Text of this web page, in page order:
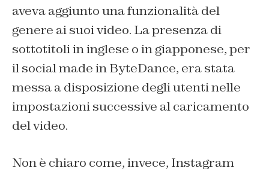
aveva aggiunto una funzionalità del
genere ai suoi video. La presenza di
sottotitoli in inglese o in giapponese, per
il social made in ByteDance, era stata
messa a disposizione degli utenti nelle
impostazioni successive al caricamento
del video.
Non è chiaro come, invece, Instagram